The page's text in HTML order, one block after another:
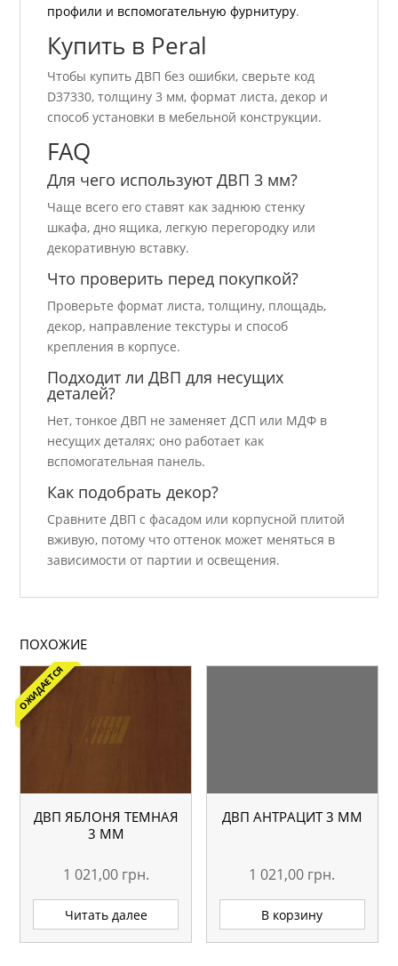
профили и вспомогательную фурнитуру.
Купить в Peral
Чтобы купить ДВП без ошибки, сверьте код
D37330, толщину 3 мм, формат листа, декор и
способ установки в мебельной конструкции.
FAQ
Для чего используют ДВП 3 мм?
Чаще всего его ставят как заднюю стенку
шкафа, дно ящика, легкую перегородку или
декоративную вставку.
Что проверить перед покупкой?
Проверьте формат листа, толщину, площадь,
декор, направление текстуры и способ
крепления в корпусе.
Подходит ли ДВП для несущих
деталей?
Нет, тонкое ДВП не заменяет ДСП или МДФ в
несущих деталях; оно работает как
вспомогательная панель.
Как подобрать декор?
Сравните ДВП с фасадом или корпусной плитой
вживую, потому что оттенок может меняться в
зависимости от партии и освещения.
ПОХОЖИЕ
ОЖИДАЕТСЯ
ДВП ЯБЛОНЯ ТЕМНАЯ
3 ММ
1 021,00 грн.
Читать далее
ДВП АНТРАЦИТ 3 ММ
1 021,00 грн.
В корзину